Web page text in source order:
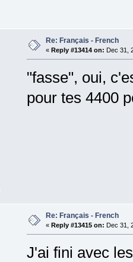
Re: Français - French
« Reply #13414 on: Dec 31,
"fasse", oui,
pour tes 4400
Re: Français - French
« Reply #13415 on: Dec 31,
J'ai fini avec